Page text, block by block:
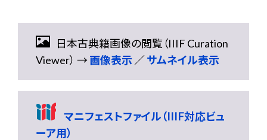
日本古典籍画像の閲覧（IIIF Curation
Viewer） →画像表示 ／サムネイル表示
マニフェストファイル（IIIF対応ビュ
ーア用）